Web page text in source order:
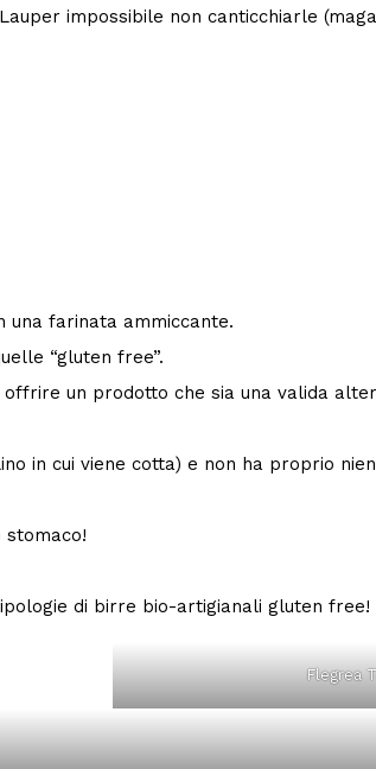
impossibile non canticchiarle
una farinata ammiccante.
“gluten free”.
un prodotto che sia una valida
in cui viene cotta) e non ha proprio
di birre bio-artigianali gluten free!
Flegrea